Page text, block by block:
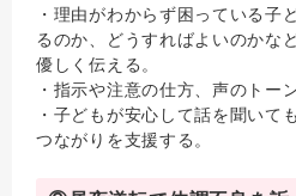
・理由がわからず困っている子
るのか、どうすればよいのかな
優しく伝える。
・指示や注意の仕方、声のトー
・子どもが安心して話を聞いて
つながりを支援する。